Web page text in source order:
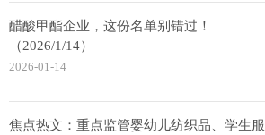
醋酸甲酯企业，这份名单别错过！
（2026/1/14）
2026-01-14
焦点热文：重点监管婴幼儿纺织品、学生服